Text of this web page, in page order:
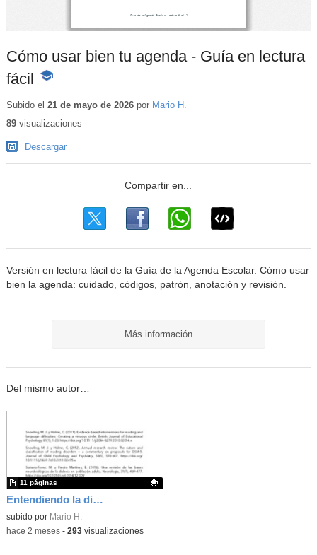
Cómo usar bien tu agenda - Guía en lectura
fácil
-
educativo
Subido el 21 de mayo de 2026por Mario H.
89visualizaciones
Descargar
Versión en lectura fácil de la Guía de la Agenda Escolar. Cómo usar
bien la agenda: cuidado, códigos, patrón, anotación y revisión.
Más información
Del mismo autor…
Entendiendo la dislexia · Guía de intervención educativa (V.2.0)
Contenido educativo.
subido por Mario H.
11 páginas
-hace 2 meses- 293visualizaciones